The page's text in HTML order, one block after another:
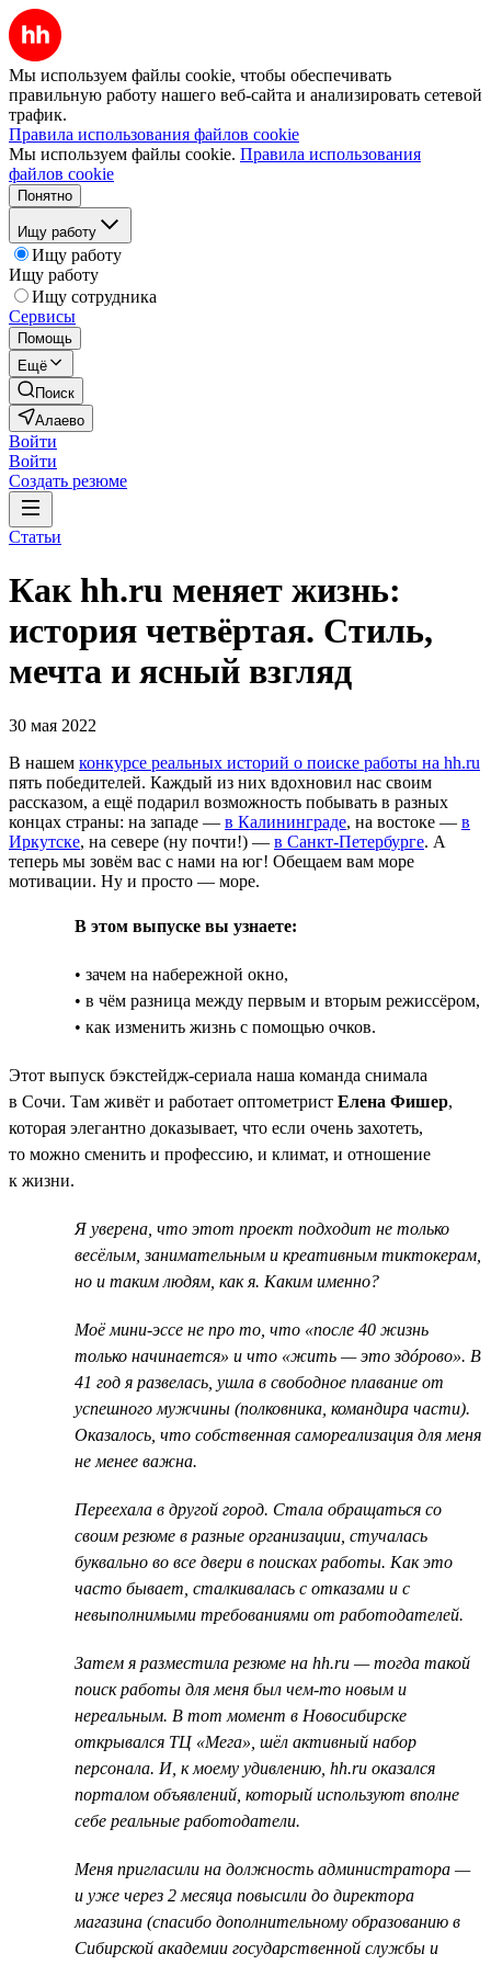
Мы используем файлы cookie, чтобы обеспечивать
правильную работу нашего веб-сайта и анализировать сетевой
трафик.
Правила использования файлов cookie
Мы используем файлы cookie. Правила использования
файлов cookie
Понятно
Ищу работу
Ищу работу
Ищу работу
Ищу сотрудника
Сервисы
Помощь
Ещё
Поиск
Алаево
Войти
Войти
Создать резюме
Статьи
Как hh.ru меняет жизнь:
история четвёртая. Стиль,
мечта и ясный взгляд
30 мая 2022
В нашем конкурсе реальных историй о поиске работы на hh.ru
пять победителей. Каждый из них вдохновил нас своим
рассказом, а ещё подарил возможность побывать в разных
концах страны: на западе — в Калининграде, на востоке — в
Иркутске, на севере (ну почти!) — в Санкт-Петербурге. А
теперь мы зовём вас с нами на юг! Обещаем вам море
мотивации. Ну и просто — море.
В этом выпуске вы узнаете:
• зачем на набережной окно,
• в чём разница между первым и вторым режиссёром,
• как изменить жизнь с помощью очков.
Этот выпуск бэкстейдж-сериала наша команда снимала
в Сочи. Там живёт и работает оптометрист Елена Фишер,
которая элегантно доказывает, что если очень захотеть,
то можно сменить и профессию, и климат, и отношение
к жизни.
Я уверена, что этот проект подходит не только
весёлым, занимательным и креативным тиктокерам,
но и таким людям, как я. Каким именно?
Моё мини-эссе не про то, что «после 40 жизнь
только начинается» и что «жить — это здóрово». В
41 год я развелась, ушла в свободное плавание от
успешного мужчины (полковника, командира части).
Оказалось, что собственная самореализация для меня
не менее важна.
Переехала в другой город. Стала обращаться со
своим резюме в разные организации, стучалась
буквально во все двери в поисках работы. Как это
часто бывает, сталкивалась с отказами и с
невыполнимыми требованиями от работодателей.
Затем я разместила резюме на hh.ru — тогда такой
поиск работы для меня был чем-то новым и
нереальным. В тот момент в Новосибирске
открывался ТЦ «Мега», шёл активный набор
персонала. И, к моему удивлению, hh.ru оказался
порталом объявлений, который используют вполне
себе реальные работодатели.
Меня пригласили на должность администратора —
и уже через 2 месяца повысили до директора
магазина (спасибо дополнительному образованию в
Сибирской академии государственной службы и